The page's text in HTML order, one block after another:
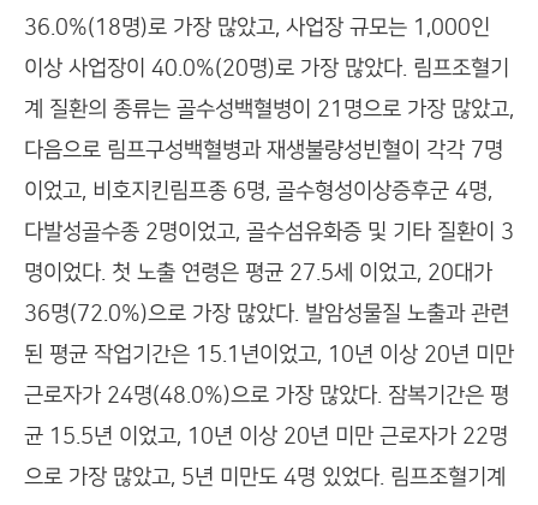
36.0%(18명)로 가장 많았고, 사업장 규모는 1,000인
이상 사업장이 40.0%(20명)로 가장 많았다. 림프조혈기
계 질환의 종류는 골수성백혈병이 21명으로 가장 많았고,
다음으로 림프구성백혈병과 재생불량성빈혈이 각각 7명
이었고, 비호지킨림프종 6명, 골수형성이상증후군 4명,
다발성골수종 2명이었고, 골수섬유화증 및 기타 질환이 3
명이었다. 첫 노출 연령은 평균 27.5세 이었고, 20대가
36명(72.0%)으로 가장 많았다. 발암성물질 노출과 관련
된 평균 작업기간은 15.1년이었고, 10년 이상 20년 미만
근로자가 24명(48.0%)으로 가장 많았다. 잠복기간은 평
균 15.5년 이었고, 10년 이상 20년 미만 근로자가 22명
으로 가장 많았고, 5년 미만도 4명 있었다. 림프조혈기계